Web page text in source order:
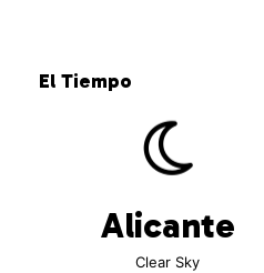
El Tiempo
Alicante
Clear Sky